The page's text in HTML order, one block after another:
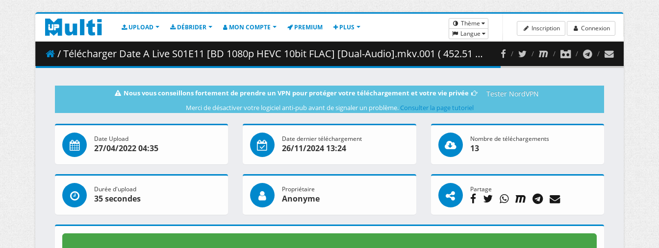
UPLOAD DÉBRIDER MON COMPTE PREMIUM PLUS
Thème
Langue
Inscription Connexion
/ Télécharger Date A Live S01E11 [BD 1080p HEVC 10bit FLAC] [Dual-Audio].mkv.001 ( 452.51 MB )
Nous vous conseillons fortement de prendre un VPN pour protéger votre téléchargement et votre vie privée Tester NordVPN
Merci de désactiver votre logiciel anti-pub avant de signaler un problème. Consulter la page tutoriel
Date Upload
27/04/2022 04:35
Date dernier téléchargement
26/11/2024 13:24
Nombre de téléchargements
13
Durée d'upload
35 secondes
Propriétaire
Anonyme
Partage